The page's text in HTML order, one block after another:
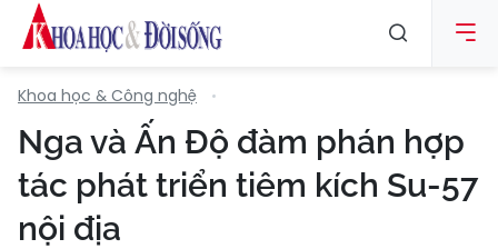
Khoa học & Công nghệ
Nga và Ấn Độ đàm phán hợp
tác phát triển tiêm kích Su-57
nội địa